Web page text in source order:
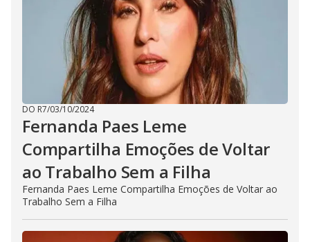
DO R7/03/10/2024
Fernanda Paes Leme
Compartilha Emoções de Voltar
ao Trabalho Sem a Filha
Fernanda Paes Leme Compartilha Emoções de Voltar ao
Trabalho Sem a Filha